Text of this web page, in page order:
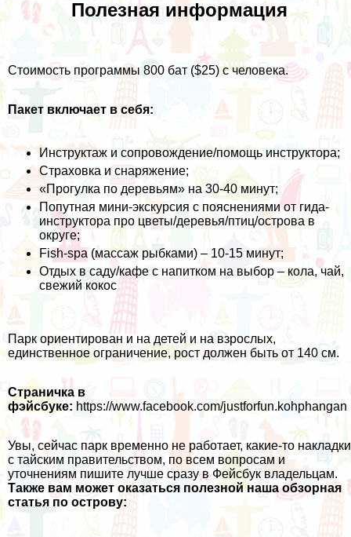
Полезная информация
Стоимость программы 800 бат ($25) с человека.
Пакет включает в себя:
Инструктаж и сопровождение/помощь инструктора;
Страховка и снаряжение;
«Прогулка по деревьям» на 30-40 минут;
Попутная мини-экскурсия с пояснениями от гида-
инструктора про цветы/деревья/птиц/острова в
округе;
Fish-spa (массаж рыбками) – 10-15 минут;
Отдых в саду/кафе с напитком на выбор – кола, чай,
свежий кокос
Парк ориентирован и на детей и на взрослых,
единственное ограничение, рост должен быть от 140 см.
Страничка в
фэйсбуке: https://www.facebook.com/justforfun.kohphangan
Увы, сейчас парк временно не работает, какие-то накладки
с тайским правительством, по всем вопросам и
уточнениям пишите лучше сразу в Фейсбук владельцам.
Также вам может оказаться полезной наша обзорная
статья по острову: